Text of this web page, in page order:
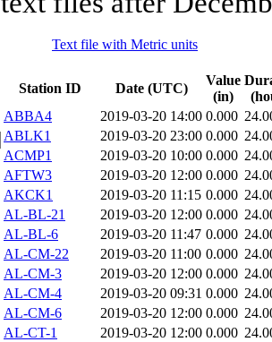
Text file with Metric units
Station ID Date (UTC)
Value
(in)
ABBA4
2019-03-20 14:00 0.000
ABLK1
2019-03-20 23:00 0.000
ACMP1
2019-03-20 10:00 0.000
AFTW3
2019-03-20 12:00 0.000
AKCK1
2019-03-20 11:15 0.000
AL-BL-21
2019-03-20 12:00 0.000
AL-BL-6
2019-03-20 11:47 0.000
AL-CM-22
2019-03-20 11:00 0.000
AL-CM-3
2019-03-20 12:00 0.000
AL-CM-4
2019-03-20 09:31 0.000
AL-CM-6
2019-03-20 12:00 0.000
AL-CT-1
2019-03-20 12:00 0.000